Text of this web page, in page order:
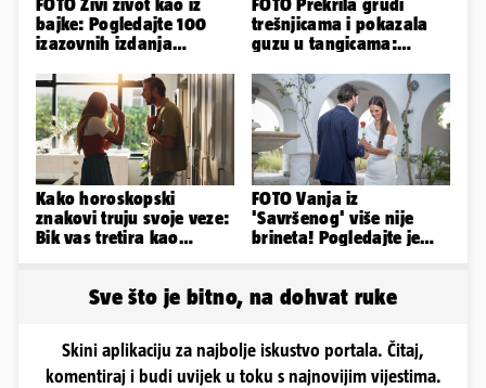
FOTO Živi život kao iz
bajke: Pogledajte 100
izazovnih izdanja
FOTO Prekrila grudi
trešnjicama i pokazala
guzu u tangicama:
Slavonka
Kako horoskopski
znakovi truju svoje veze:
Bik vas tretira kao
FOTO Vanja iz
'Savršenog' više nije
brineta! Pogledajte je
Sve što je bitno, na dohvat ruke
Skini aplikaciju za najbolje iskustvo portala. Čitaj,
komentiraj i budi uvijek u toku s najnovijim vijestima.